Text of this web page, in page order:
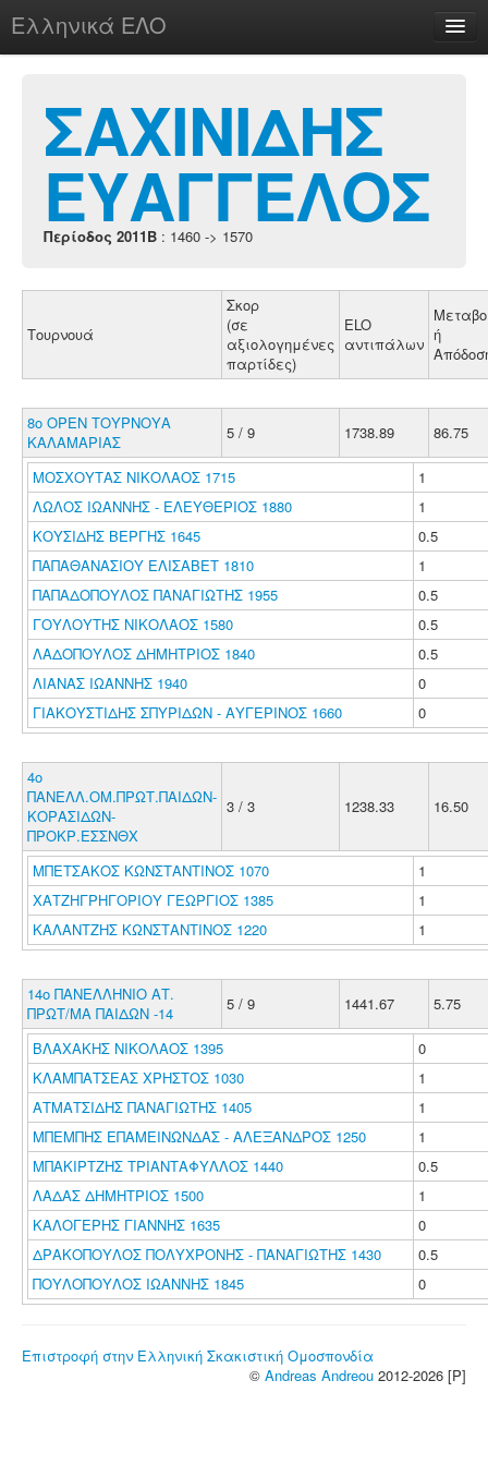
Ελληνικά ΕΛΟ
chesstu.be @ discord
Login
ΣΑΧΙΝΙΔΗΣ
ΕΥΑΓΓΕΛΟΣ
Περίοδος 2011B : 1460 -> 1570
Τουρνουά
Σκορ
(σε
αξιολογημένες
παρτίδες)
ELO
αντιπάλων ή
8ο ΟΡΕΝ ΤΟΥΡΝΟΥΑ
ΚΑΛΑΜΑΡΙΑΣ
5 / 9 1738.89 86.75
ΜΟΣΧΟΥΤΑΣ ΝΙΚΟΛΑΟΣ 1715
1
ΛΩΛΟΣ ΙΩΑΝΝΗΣ - ΕΛΕΥΘΕΡΙΟΣ 1880
1
ΚΟΥΣΙΔΗΣ ΒΕΡΓΗΣ 1645
0.5
ΠΑΠΑΘΑΝΑΣΙΟΥ ΕΛΙΣΑΒΕΤ 1810
1
ΠΑΠΑΔΟΠΟΥΛΟΣ ΠΑΝΑΓΙΩΤΗΣ 1955
0.5
ΓΟΥΛΟΥΤΗΣ ΝΙΚΟΛΑΟΣ 1580
0.5
ΛΑΔΟΠΟΥΛΟΣ ΔΗΜΗΤΡΙΟΣ 1840
0.5
ΛΙΑΝΑΣ ΙΩΑΝΝΗΣ 1940
0
ΓΙΑΚΟΥΣΤΙΔΗΣ ΣΠΥΡΙΔΩΝ - ΑΥΓΕΡΙΝΟΣ 1660
0
4ο
ΠΑΝΕΛΛ.ΟΜ.ΠΡΩΤ.ΠΑΙΔΩΝ-
ΚΟΡΑΣΙΔΩΝ-
ΠΡΟΚΡ.ΕΣΣΝΘΧ
3 / 3 1238.33 16.50
ΜΠΕΤΣΑΚΟΣ ΚΩΝΣΤΑΝΤΙΝΟΣ 1070
1
ΧΑΤΖΗΓΡΗΓΟΡΙΟΥ ΓΕΩΡΓΙΟΣ 1385
1
ΚΑΛΑΝΤΖΗΣ ΚΩΝΣΤΑΝΤΙΝΟΣ 1220
1
14ο ΠΑΝΕΛΛΗΝΙΟ ΑΤ.
ΠΡΩΤ/ΜΑ ΠΑΙΔΩΝ -14
5 / 9 1441.67 5.75
ΒΛΑΧΑΚΗΣ ΝΙΚΟΛΑΟΣ 1395
0
ΚΛΑΜΠΑΤΣΕΑΣ ΧΡΗΣΤΟΣ 1030
1
ΑΤΜΑΤΣΙΔΗΣ ΠΑΝΑΓΙΩΤΗΣ 1405
1
ΜΠΕΜΠΗΣ ΕΠΑΜΕΙΝΩΝΔΑΣ - ΑΛΕΞΑΝΔΡΟΣ 1250
1
ΜΠΑΚΙΡΤΖΗΣ ΤΡΙΑΝΤΑΦΥΛΛΟΣ 1440
0.5
ΛΑΔΑΣ ΔΗΜΗΤΡΙΟΣ 1500
1
ΚΑΛΟΓΕΡΗΣ ΓΙΑΝΝΗΣ 1635
0
ΔΡΑΚΟΠΟΥΛΟΣ ΠΟΛΥΧΡΟΝΗΣ - ΠΑΝΑΓΙΩΤΗΣ 1430
0.5
ΠΟΥΛΟΠΟΥΛΟΣ ΙΩΑΝΝΗΣ 1845
0
Επιστροφή στην Ελληνική Σκακιστική Ομοσπονδία
© Andreas Andreou 2012-2026 [P]